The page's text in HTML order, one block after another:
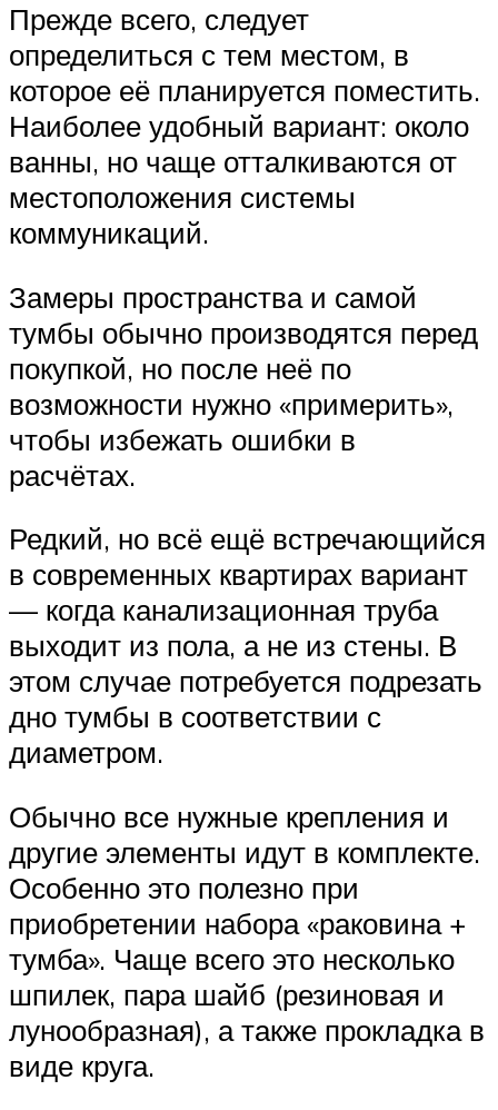
Прежде всего, следует
определиться с тем местом, в
которое её планируется поместить.
Наиболее удобный вариант: около
ванны, но чаще отталкиваются от
местоположения системы
коммуникаций.
Замеры пространства и самой
тумбы обычно производятся перед
покупкой, но после неё по
возможности нужно «примерить»,
чтобы избежать ошибки в
расчётах.
Редкий, но всё ещё встречающийся
в современных квартирах вариант
— когда канализационная труба
выходит из пола, а не из стены. В
этом случае потребуется подрезать
дно тумбы в соответствии с
диаметром.
Обычно все нужные крепления и
другие элементы идут в комплекте.
Особенно это полезно при
приобретении набора «раковина +
тумба». Чаще всего это несколько
шпилек, пара шайб (резиновая и
лунообразная), а также прокладка в
виде круга.